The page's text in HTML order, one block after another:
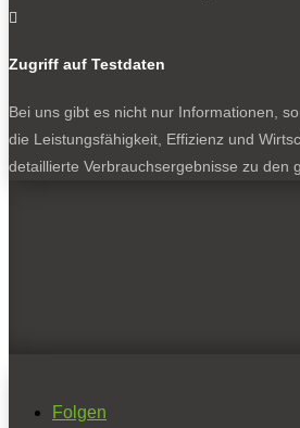

Zugriff auf Testdaten
Bei uns gibt es nicht nur Informationen,
die Leistungsfähigkeit, Effizienz und
detaillierte Verbrauchsergebnisse zu den
Folgen